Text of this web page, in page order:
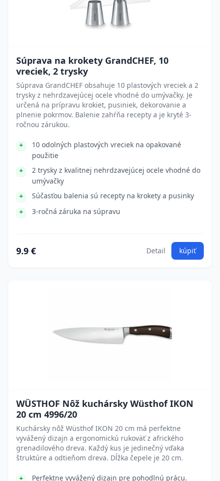
Súprava na krokety GrandCHEF, 10
vreciek, 2 trysky
Súprava GrandCHEF obsahuje 10 plastových vreciek a 2
trysky z nehrdzavejúcej ocele vhodné do umývačky. Je
určená na prípravu krokiet, pusiniek, dekorovanie a
plnenie pokrmov. Balenie zahŕňa recepty a je kryté 3-
ročnou zárukou.
10 odolných plastových vreciek na opakované
použitie
2 trysky z kvalitnej nehrdzavejúcej ocele vhodné do
umývačky
Súčasťou balenia sú recepty na krokety a pusinky
3-ročná záruka na súpravu
9.9 € Detail kúpiť
WÜSTHOF Nôž kuchársky Wüsthof IKON
20 cm 4996/20
Kuchársky nôž Wüsthof IKON 20 cm má perfektne
vyvážený dizajn a ergonomickú rukoväť z afrického
grenadilového dreva. Každý kus je jedinečný vďaka
štruktúre a odtieňom dreva. Dĺžka čepele je 20 cm.
Perfektne vyvážený dizajn pre pohodlnú prácu.